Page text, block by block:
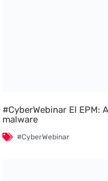
#CyberWebinar El
malware
#CyberWebinar